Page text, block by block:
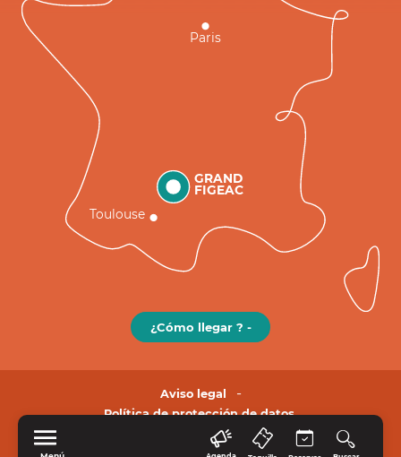
GRAND
FIGEAC
Toulouse
Paris
¿Cómo llegar ? -
Aviso legal
Política de protección de datos.